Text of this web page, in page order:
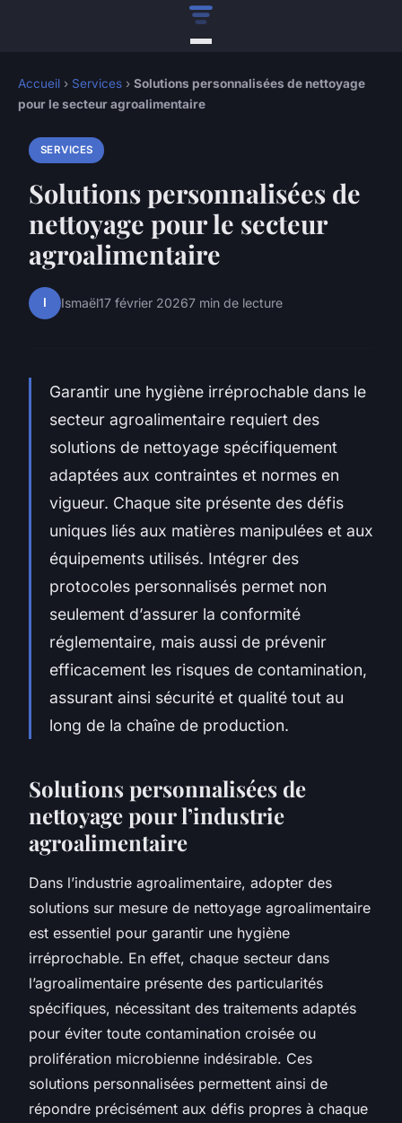
Accueil › Services › Solutions personnalisées de nettoyage
pour le secteur agroalimentaire
SERVICES
Solutions personnalisées de
nettoyage pour le secteur
agroalimentaire
I Ismaël17 février 20267 min de lecture
Garantir une hygiène irréprochable dans le
secteur agroalimentaire requiert des
solutions de nettoyage spécifiquement
adaptées aux contraintes et normes en
vigueur. Chaque site présente des défis
uniques liés aux matières manipulées et aux
équipements utilisés. Intégrer des
protocoles personnalisés permet non
seulement d’assurer la conformité
réglementaire, mais aussi de prévenir
efficacement les risques de contamination,
assurant ainsi sécurité et qualité tout au
long de la chaîne de production.
Solutions personnalisées de
nettoyage pour l’industrie
agroalimentaire
Dans l’industrie agroalimentaire, adopter des
solutions sur mesure de nettoyage agroalimentaire
est essentiel pour garantir une hygiène
irréprochable. En effet, chaque secteur dans
l’agroalimentaire présente des particularités
spécifiques, nécessitant des traitements adaptés
pour éviter toute contamination croisée ou
prolifération microbienne indésirable. Ces
solutions personnalisées permettent ainsi de
répondre précisément aux défis propres à chaque